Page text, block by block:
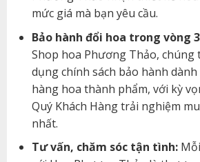
mức giá mà bạn yêu cầu.
Bảo hành đổi hoa trong vòng
Shop hoa Phương Thảo, chúng
dụng chính sách bảo hành
hàng hoa thành phẩm, với kỳ
Quý Khách Hàng trải nghiệm
nhất.
Tư vấn, chăm sóc tận tình:Mỗi